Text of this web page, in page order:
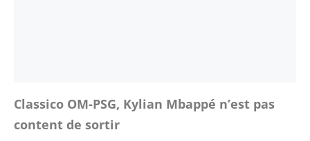
Classico OM-PSG, Kylian Mbappé n’est pas
content de sortir